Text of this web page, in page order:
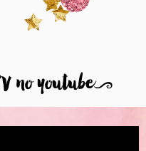
no youtube9